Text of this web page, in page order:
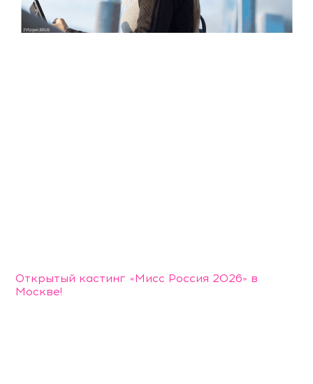
Открытый кастинг «Мисс Россия 2026» в
Москве!